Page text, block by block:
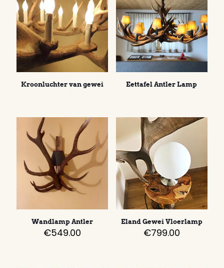
Kroonluchter van gewei Eettafel Antler Lamp
Wandlamp Antler
€549.00
Eland Gewei Vloerlamp
€799.00